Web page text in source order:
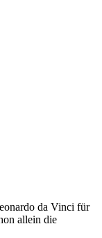
da Vinci für
allein die